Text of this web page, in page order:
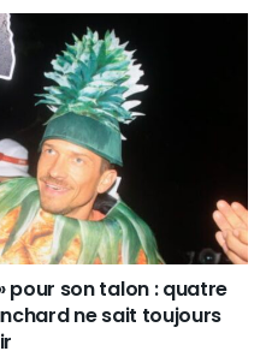
pour son talon : quatre
ne sait toujours